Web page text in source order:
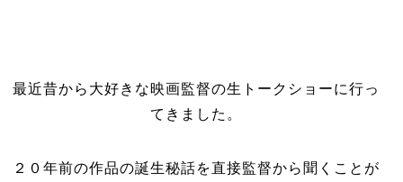
最近昔から大好きな映画監督の生トークショーに行っ
てきました。
２０年前の作品の誕生秘話を直接監督から聞くことが